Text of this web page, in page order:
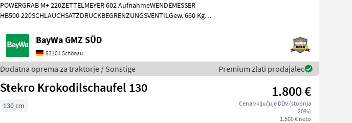
POWERGRAB M+ 220ZETTELMEYER 602 AufnahmeWENDEMESSER
HB500 220SCHLAUCHSATZDRUCKBEGRENZUNGSVENTILGew. 660 Kg
BayWa GMZ SÜD
83104 Schönau
Dodatna oprema za traktorje / Sonstige Premium zlati prodajalec
Stekro Krokodilschaufel 130 1.800 €
Cena vključuje DDV (stopnja
20%)
1.500 € neto
130 cm